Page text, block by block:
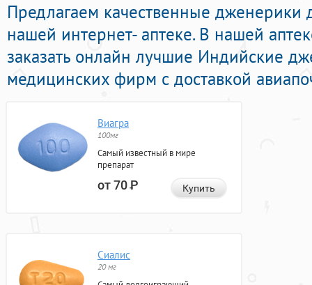
Предлагаем качественные
нашей интернет- аптеке. В нашей
заказать онлайн лучшие Индийские
медицинских фирм с доставкой
Виагра
100мг
Самый известный в мире
препарат
от 70Р Купить
Сиалис
20 мг